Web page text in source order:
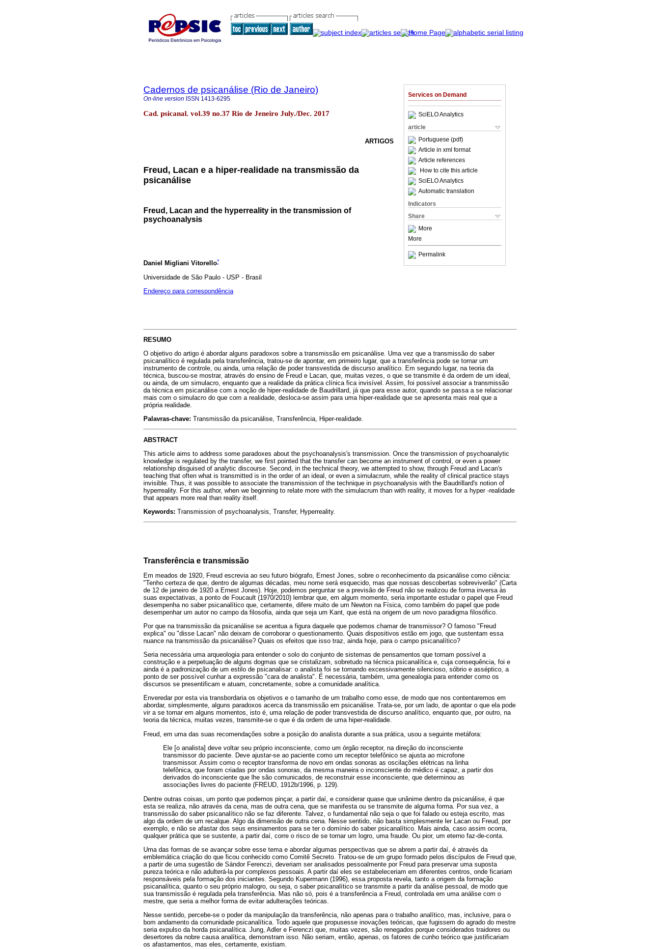
Services on Demand
SciELO Analytics
article
Portuguese (pdf)
Article in xml format
Article references
How to cite this article
SciELO Analytics
Automatic translation
Indicators
Share
More
More
Permalink
Cadernos de psicanálise (Rio de Janeiro)
On-line version ISSN 1413-6295
Cad. psicanal. vol.39 no.37 Rio de Jeneiro July./Dec. 2017
ARTIGOS
Freud, Lacan e a hiper-realidade na transmissão da
psicanálise
Freud, Lacan and the hyperreality in the transmission of
psychoanalysis
Daniel Migliani Vitorello*
Universidade de São Paulo - USP - Brasil
Endereço para correspondência
RESUMO
O objetivo do artigo é abordar alguns paradoxos sobre a transmissão em psicanálise. Uma vez que a transmissão do saber
psicanalítico é regulada pela transferência, tratou-se de apontar, em primeiro lugar, que a transferência pode se tornar um
instrumento de controle, ou ainda, uma relação de poder transvestida de discurso analítico. Em segundo lugar, na teoria da
técnica, buscou-se mostrar, através do ensino de Freud e Lacan, que, muitas vezes, o que se transmite é da ordem de um ideal,
ou ainda, de um simulacro, enquanto que a realidade da prática clínica fica invisível. Assim, foi possível associar a transmissão
da técnica em psicanálise com a noção de hiper-realidade de Baudrillard, já que para esse autor, quando se passa a se relacionar
mais com o simulacro do que com a realidade, desloca-se assim para uma hiper-realidade que se apresenta mais real que a
própria realidade.
Palavras-chave: Transmissão da psicanálise, Transferência, Hiper-realidade.
ABSTRACT
This article aims to address some paradoxes about the psychoanalysis's transmission. Once the transmission of psychoanalytic
knowledge is regulated by the transfer, we first pointed that the transfer can become an instrument of control, or even a power
relationship disguised of analytic discourse. Second, in the technical theory, we attempted to show, through Freud and Lacan's
teaching that often what is transmitted is in the order of an ideal, or even a simulacrum, while the reality of clinical practice stays
invisible. Thus, it was possible to associate the transmission of the technique in psychoanalysis with the Baudrillard's notion of
hyperreality. For this author, when we beginning to relate more with the simulacrum than with reality, it moves for a hyper -realidade
that appears more real than reality itself.
Keywords: Transmission of psychoanalysis, Transfer, Hyperreality.
Transferência e transmissão
Em meados de 1920, Freud escrevia ao seu futuro biógrafo, Ernest Jones, sobre o reconhecimento da psicanálise como ciência:
"Tenho certeza de que, dentro de algumas décadas, meu nome será esquecido, mas que nossas descobertas sobreviverão" (Carta
de 12 de janeiro de 1920 a Ernest Jones). Hoje, podemos perguntar se a previsão de Freud não se realizou de forma inversa às
suas expectativas, a ponto de Foucault (1970/2010) lembrar que, em algum momento, seria importante estudar o papel que Freud
desempenha no saber psicanalítico que, certamente, difere muito de um Newton na Física, como também do papel que pode
desempenhar um autor no campo da filosofia, ainda que seja um Kant, que está na origem de um novo paradigma filosófico.
Por que na transmissão da psicanálise se acentua a figura daquele que podemos chamar de transmissor? O famoso "Freud
explica" ou "disse Lacan" não deixam de corroborar o questionamento. Quais dispositivos estão em jogo, que sustentam essa
nuance na transmissão da psicanálise? Quais os efeitos que isso traz, ainda hoje, para o campo psicanalítico?
Seria necessária uma arqueologia para entender o solo do conjunto de sistemas de pensamentos que tornam possível a
construção e a perpetuação de alguns dogmas que se cristalizam, sobretudo na técnica psicanalítica e, cuja consequência, foi e
ainda é a padronização de um estilo de psicanalisar: o analista foi se tornando excessivamente silencioso, sóbrio e asséptico, a
ponto de ser possível cunhar a expressão "cara de analista". É necessária, também, uma genealogia para entender como os
discursos se presentificam e atuam, concretamente, sobre a comunidade analítica.
Enveredar por esta via transbordaria os objetivos e o tamanho de um trabalho como esse, de modo que nos contentaremos em
abordar, simplesmente, alguns paradoxos acerca da transmissão em psicanálise. Trata-se, por um lado, de apontar o que ela pode
vir a se tornar em alguns momentos, isto é, uma relação de poder transvestida de discurso analítico, enquanto que, por outro, na
teoria da técnica, muitas vezes, transmite-se o que é da ordem de uma hiper-realidade.
Freud, em uma das suas recomendações sobre a posição do analista durante a sua prática, usou a seguinte metáfora:
Ele [o analista] deve voltar seu próprio inconsciente, como um órgão receptor, na direção do inconsciente
transmissor do paciente. Deve ajustar-se ao paciente como um receptor telefônico se ajusta ao microfone
transmissor. Assim como o receptor transforma de novo em ondas sonoras as oscilações elétricas na linha
telefônica, que foram criadas por ondas sonoras, da mesma maneira o inconsciente do médico é capaz, a partir dos
derivados do inconsciente que lhe são comunicados, de reconstruir esse inconsciente, que determinou as
associações livres do paciente (FREUD, 1912b/1996, p. 129).
Dentre outras coisas, um ponto que podemos pinçar, a partir daí, e considerar quase que unânime dentro da psicanálise, é que
esta se realiza, não através da cena, mas de outra cena, que se manifesta ou se transmite de alguma forma. Por sua vez, a
transmissão do saber psicanalítico não se faz diferente. Talvez, o fundamental não seja o que foi falado ou esteja escrito, mas
algo da ordem de um recalque. Algo da dimensão de outra cena. Nesse sentido, não basta simplesmente ler Lacan ou Freud, por
exemplo, e não se afastar dos seus ensinamentos para se ter o domínio do saber psicanalítico. Mais ainda, caso assim ocorra,
qualquer prática que se sustente, a partir daí, corre o risco de se tornar um logro, uma fraude. Ou pior, um eterno faz-de-conta.
Uma das formas de se avançar sobre esse tema e abordar algumas perspectivas que se abrem a partir daí, é através da
emblemática criação do que ficou conhecido como Comitê Secreto. Tratou-se de um grupo formado pelos discípulos de Freud que,
a partir de uma sugestão de Sándor Ferenczi, deveriam ser analisados pessoalmente por Freud para preservar uma suposta
pureza teórica e não adulterá-la por complexos pessoais. A partir daí eles se estabeleceriam em diferentes centros, onde ficariam
responsáveis pela formação dos iniciantes. Segundo Kupermann (1996), essa proposta revela, tanto a origem da formação
psicanalítica, quanto o seu próprio malogro, ou seja, o saber psicanalítico se transmite a partir da análise pessoal, de modo que
sua transmissão é regulada pela transferência. Mas não só, pois é a transferência a Freud, controlada em uma análise com o
mestre, que seria a melhor forma de evitar adulterações teóricas.
Nesse sentido, percebe-se o poder da manipulação da transferência, não apenas para o trabalho analítico, mas, inclusive, para o
bom andamento da comunidade psicanalítica. Todo aquele que propusesse inovações teóricas, que fugissem do agrado do mestre
seria expulso da horda psicanalítica. Jung, Adler e Ferenczi que, muitas vezes, são renegados porque considerados traidores ou
desertores da nobre causa analítica, demonstram isso. Não seriam, então, apenas, os fatores de cunho teórico que justificariam
os afastamentos, mas eles, certamente, existiam.